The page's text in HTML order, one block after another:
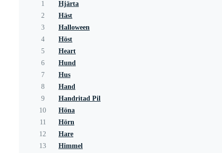
1
Hjärta
2
Häst
3
Halloween
4
Höst
5
Heart
6
Hund
7
Hus
8
Hand
9
Handritad Pil
10
Höna
11
Hörn
12
Hare
13
Himmel